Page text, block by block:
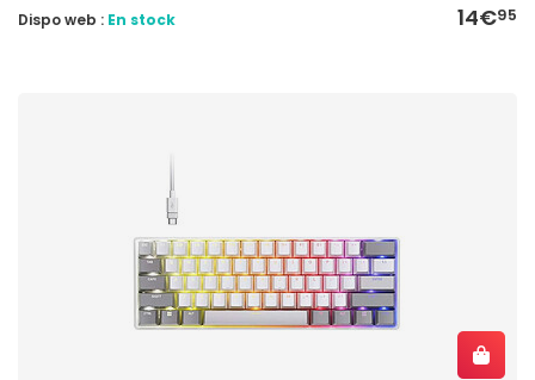
14€95
Dispo web : En stock